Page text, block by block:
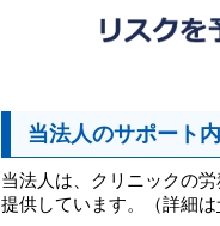
当法人のサポート
当法人は、クリニックの
提供しています。（詳細は